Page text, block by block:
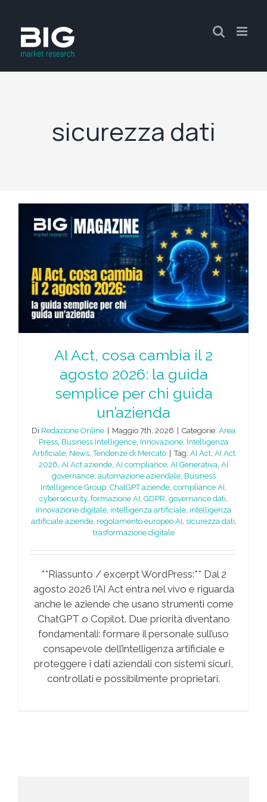
sicurezza dati
AI Act, cosa cambia il 2
agosto 2026: la guida
semplice per chi guida
un’azienda
Di Redazione Online Maggio 7th, 2026 Categorie: Area
Press, Business Intelligence, Innovazione, Intelligenza
Artificiale, News,Tendenze di Mercato Tag: AI Act, AI Act
2026, AI Act aziende, AI compliance, AI Generativa, AI
governance, automazione aziendale, Business
Intelligence Group, ChatGPT aziende, compliance AI,
cybersecurity, formazione AI, GDPR, governance dati,
innovazione digitale, intelligenza artificiale, intelligenza
artificiale aziende, regolamento europeo AI, sicurezza dati,
trasformazione digitale
**Riassunto / excerpt WordPress:** Dal 2
agosto 2026 l’AI Act entra nel vivo e riguarda
anche le aziende che usano strumenti come
ChatGPT o Copilot. Due priorità diventano
fondamentali: formare il personale sull’uso
consapevole dell’intelligenza artificiale e
proteggere i dati aziendali con sistemi sicuri,
controllati e possibilmente proprietari.